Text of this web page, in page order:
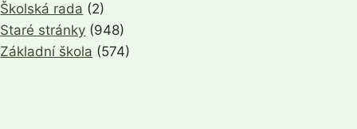
Školská rada (2)
Staré stránky (948)
Základní škola (574)